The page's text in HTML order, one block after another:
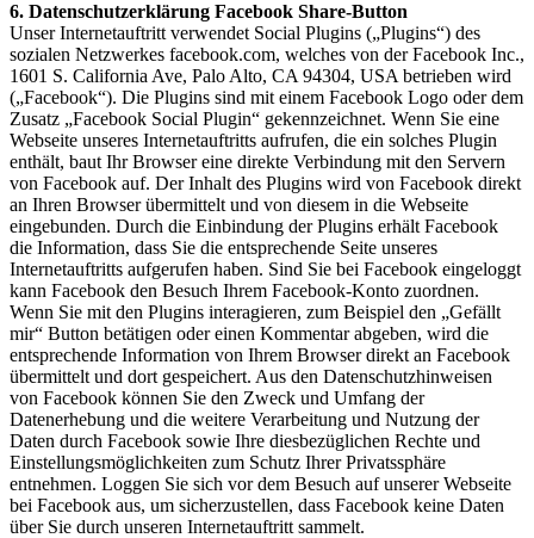
6. Datenschutzerklärung Facebook Share-Button
Unser Internetauftritt verwendet Social Plugins („Plugins“) des
sozialen Netzwerkes facebook.com, welches von der Facebook Inc.,
1601 S. California Ave, Palo Alto, CA 94304, USA betrieben wird
(„Facebook“). Die Plugins sind mit einem Facebook Logo oder dem
Zusatz „Facebook Social Plugin“ gekennzeichnet. Wenn Sie eine
Webseite unseres Internetauftritts aufrufen, die ein solches Plugin
enthält, baut Ihr Browser eine direkte Verbindung mit den Servern
von Facebook auf. Der Inhalt des Plugins wird von Facebook direkt
an Ihren Browser übermittelt und von diesem in die Webseite
eingebunden. Durch die Einbindung der Plugins erhält Facebook
die Information, dass Sie die entsprechende Seite unseres
Internetauftritts aufgerufen haben. Sind Sie bei Facebook eingeloggt
kann Facebook den Besuch Ihrem Facebook-Konto zuordnen.
Wenn Sie mit den Plugins interagieren, zum Beispiel den „Gefällt
mir“ Button betätigen oder einen Kommentar abgeben, wird die
entsprechende Information von Ihrem Browser direkt an Facebook
übermittelt und dort gespeichert. Aus den Datenschutzhinweisen
von Facebook können Sie den Zweck und Umfang der
Datenerhebung und die weitere Verarbeitung und Nutzung der
Daten durch Facebook sowie Ihre diesbezüglichen Rechte und
Einstellungsmöglichkeiten zum Schutz Ihrer Privatssphäre
entnehmen. Loggen Sie sich vor dem Besuch auf unserer Webseite
bei Facebook aus, um sicherzustellen, dass Facebook keine Daten
über Sie durch unseren Internetauftritt sammelt.